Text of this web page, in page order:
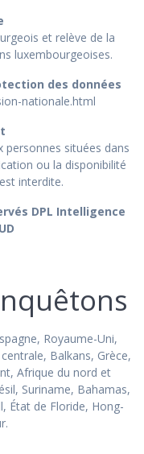
et relève de la
luxembourgeoises.
des données
nationale.html
personnes situées dans
ou la disponibilité
interdite.
DPL Intelligence
Royaume-Uni,
Balkans, Grèce,
Afrique du nord et
Suriname, Bahamas,
État de Floride, Hong-